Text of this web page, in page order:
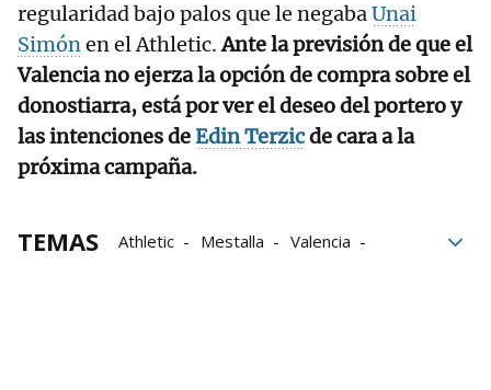
regularidad bajo palos que le negabaUnai
Simónen el Athletic.Ante la previsión de que el
Valencia no ejerza la opción de compra sobre el
donostiarra, está por ver el deseo del portero y
las intenciones deEdin Terzicde cara a la
próxima campaña.
TEMAS Athletic Mestalla
Valencia